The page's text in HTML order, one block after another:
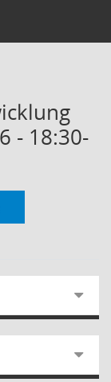
- 18:30-